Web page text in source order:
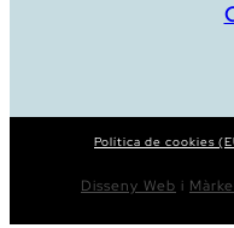
Política de cookies
Disseny Web i